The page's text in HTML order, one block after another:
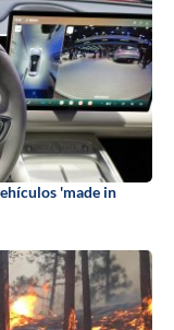
'made in